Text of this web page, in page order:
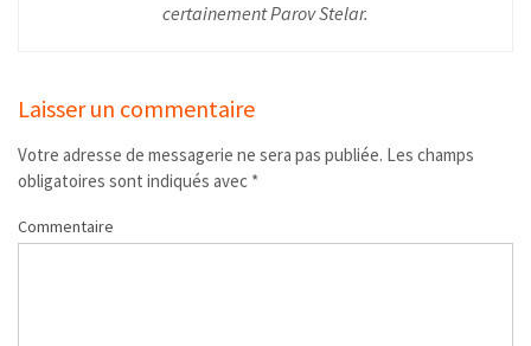
certainement Parov Stelar.
Laisser un commentaire
Votre adresse de messagerie ne sera pas publiée. Les champs
obligatoires sont indiqués avec *
Commentaire